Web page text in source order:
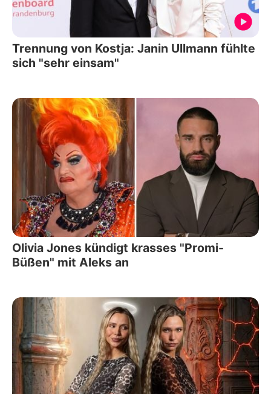
Trennung von Kostja: Janin Ullmann fühlte
sich "sehr einsam"
Olivia Jones kündigt krasses "Promi-
Büßen" mit Aleks an